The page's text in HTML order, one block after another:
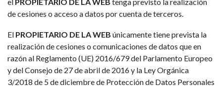
de cesiones o acceso a datos por cuenta de terceros.
El PROPIETARIO DE LA WEB únicamente tiene prevista la
realización de cesiones o comunicaciones de datos que en
razón al Reglamento (UE) 2016/679 del Parlamento Europeo
y del Consejo de 27 de abril de 2016 y la Ley Orgánica
3/2018 de 5 de diciembre de Protección de Datos Personales